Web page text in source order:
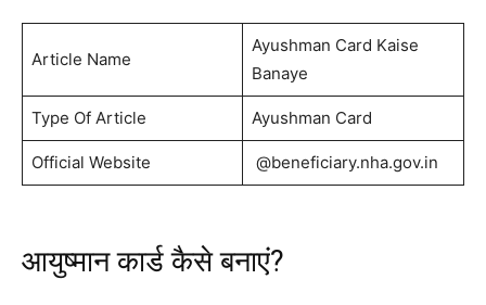
Article Name
Ayushman Card Kaise
Banaye
Type Of Article Ayushman Card
Official Website @beneficiary.nha.gov.in
आयुष्मान कार्ड कैसे बनाएं?